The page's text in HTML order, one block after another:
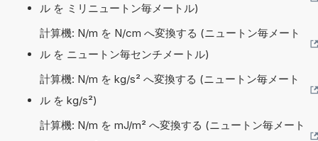
ル を ミリニュートン毎メートル)
計算機: N/m を N/cm へ変換する (ニュートン毎メート
ル を ニュートン毎センチメートル)
計算機: N/m を kg/s² へ変換する (ニュートン毎メート
ル を kg/s²)
計算機: N/m を mJ/m² へ変換する (ニュートン毎メート